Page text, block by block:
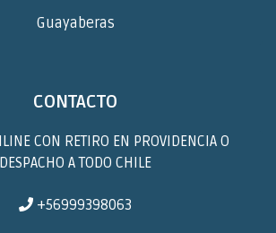
Guayaberas
CONTACTO
CON RETIRO EN PROVIDENCIA O
DESPACHO A TODO CHILE
+56999398063